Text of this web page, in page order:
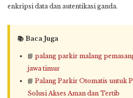
enkripsi data dan autentikasi ganda.
📚 Baca Juga
📘 palang parkir malang
jawa timur
📘 Palang Parkir Otomatis untuk
Solusi Akses Aman dan Tertib